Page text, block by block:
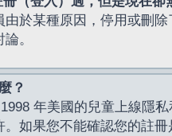
由於某種原因，停用或刪
。
？
年美國的兒童上線隱
。如果您不能確認您的註